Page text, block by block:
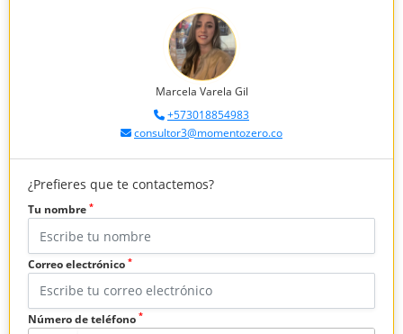
Marcela Varela Gil
+573018854983
consultor3@momentozero.co
¿Prefieres que te contactemos?
Tu nombre *
Correo electrónico *
Número de teléfono *